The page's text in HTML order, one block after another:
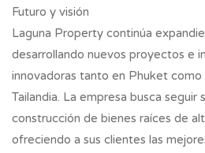
Futuro y visión
Laguna Property continúa
desarrollando nuevos proyectos e
innovadoras tanto en Phuket
Tailandia. La empresa busca seguir
construcción de bienes raíces de
ofreciendo a sus clientes las